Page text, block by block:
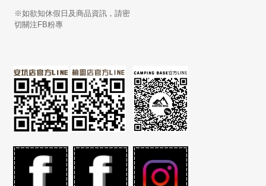
※如欲知休假日及商品資訊，請密
切關注FB粉專